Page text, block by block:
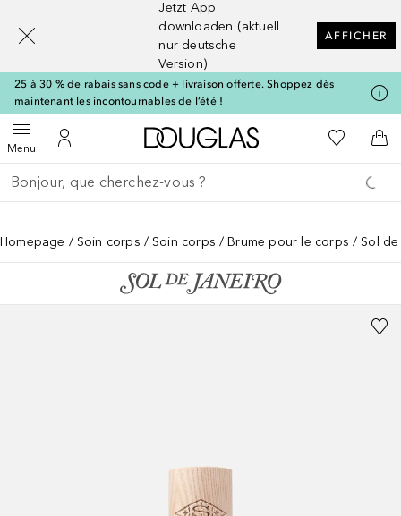
Jetzt App
downloaden (aktuell
nur deutsche
Version)
AFFICHER
25 à 30 % de rabais sans code + livraison offerte. Shoppez dès
maintenant les incontournables de l’été !
MenuOuvrir le menuVers Mon Compte
Vers l'accueil Douglas
Vers Ma
Retourner
Exécuter la recherche
Homepage Soin corps Soin corps Brume pour le corps Sol
[navigation.slideout.screenreader]